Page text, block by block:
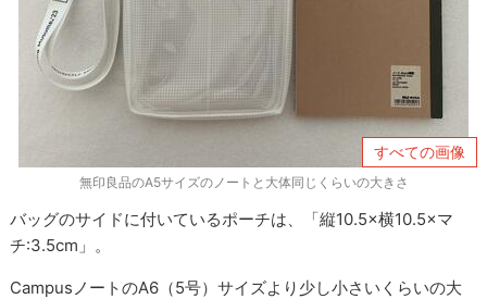
すべての画像
無印良品のA5サイズのノートと大体同じくらいの大きさ
バッグのサイドに付いているポーチは、「縦10.5×横10.5×マ
チ:3.5cm」。
CampusノートのA6（5号）サイズより少し小さいくらいの大